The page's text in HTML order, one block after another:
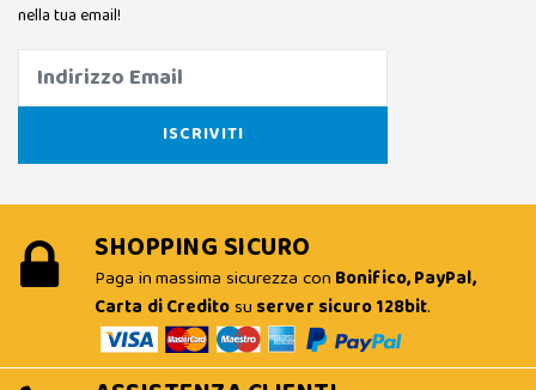
nella tua email!
SHOPPING SICURO
Paga in massima sicurezza con Bonifico, PayPal,
Carta di Creditosu server sicuro 128bit.